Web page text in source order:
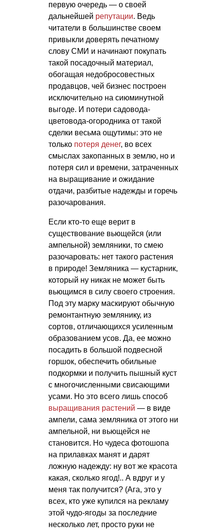
первую очередь — о своей
дальнейшей репутации. Ведь
читатели в большинстве своем
привыкли доверять печатному
слову СМИ и начинают покупать
такой посадочный материал,
обогащая недобросовестных
продавцов, чей бизнес построен
исключительно на сиюминутной
выгоде. И потери садовода-
цветовода-огородника от такой
сделки весьма ощутимы: это не
только потеря денег, во всех
смыслах закопанных в землю, но и
потеря сил и времени, затраченных
на выращивание и ожидание
отдачи, разбитые надежды и горечь
разочарования.
Если кто-то еще верит в
существование вьющейся (или
ампельной) земляники, то смею
разочаровать: нет такого растения
в природе! Земляника — кустарник,
который ну никак не может быть
вьющимся в силу своего строения.
Под эту марку маскируют обычную
ремонтантную землянику, из
сортов, отличающихся усиленным
образованием усов. Да, ее можно
посадить в большой подвесной
горшок, обеспечить обильные
подкормки и получить пышный куст
с многочисленными свисающими
усами. Но это всего лишь способ
выращивания растений — в виде
ампели, сама земляника от этого ни
ампельной, ни вьющейся не
становится. Но чудеса фотошопа
на прилавках манят и дарят
ложную надежду: ну вот же красота
какая, сколько ягод!.. А вдруг и у
меня так получится? (Ага, это у
всех, кто уже купился на рекламу
этой чудо-ягоды за последние
несколько лет, просто руки не